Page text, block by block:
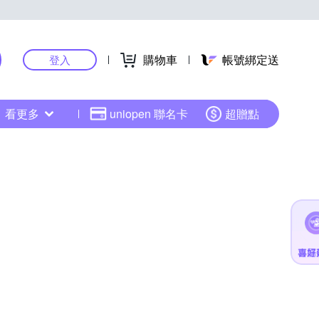
登入 購物車 帳號綁定送
看更多 uniopen 聯名卡 超贈點